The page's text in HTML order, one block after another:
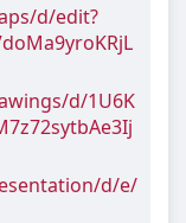
d/edit?
d/1U6K
d/e/